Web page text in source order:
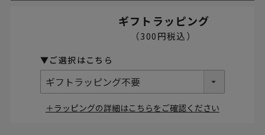
ギフトラッピング
＋ラッピングの詳細はこちらをご確認ください